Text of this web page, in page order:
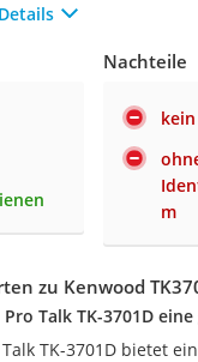
Nachteile
kein
m
zu Kenwood
Talk TK-3701D
TK-3701D bietet